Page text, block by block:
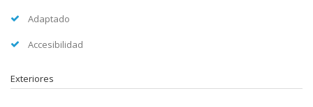
Adaptado
Accesibilidad
Exteriores